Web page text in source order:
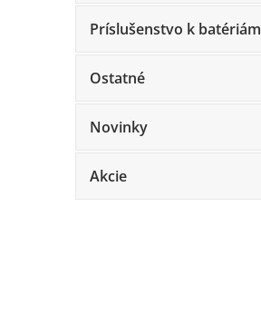
Príslušenstvo k batériám
Ostatné
Novinky
Akcie